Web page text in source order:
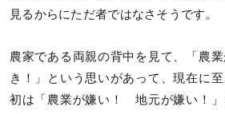
見るからにただ者ではなさそうです。
農家である両親の背中を見て、「農
き！」という思いがあって、現在に
初は「農業が嫌い！ 地元が嫌い！」